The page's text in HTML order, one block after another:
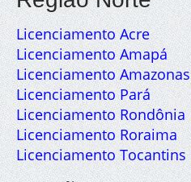
Licenciamento Acre
Licenciamento Amapá
Licenciamento Amazonas
Licenciamento Pará
Licenciamento Rondônia
Licenciamento Roraima
Licenciamento Tocantins